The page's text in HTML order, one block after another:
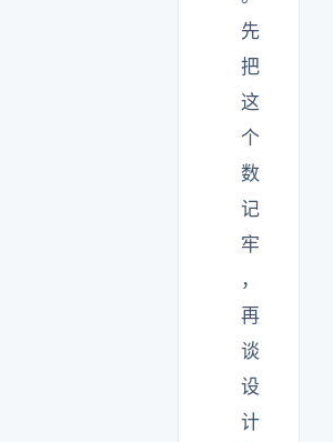
先
把
这
个
数
记
牢
，
再
谈
设
计